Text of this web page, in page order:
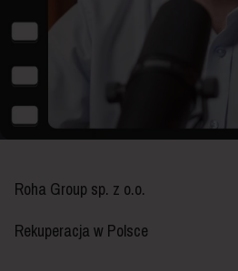
Roha Group sp. z o.o.
Rekuperacja w Polsce